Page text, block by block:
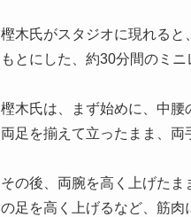
樫木氏がスタジオに現れる
もとにした、約30分間のミ
樫木氏は、まず始めに、中腰
両足を揃えて立ったまま、両
その後、両腕を高く上げた
の足を高く上げるなど、筋肉